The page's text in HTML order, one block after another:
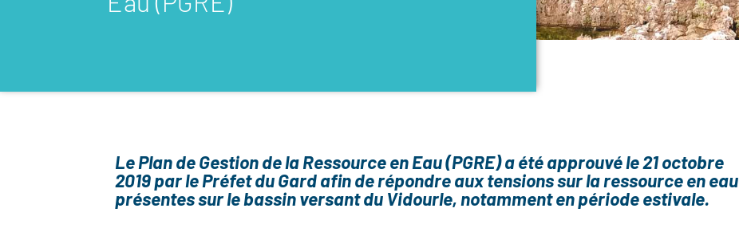
Le Plan de Gestion de la Ressource en Eau (PGRE) a été approuvé le 21 octobre
2019 par le Préfet du Gard afin de répondre aux tensions sur la ressource en eau
présentes sur le bassin versant du Vidourle, notamment en période estivale.